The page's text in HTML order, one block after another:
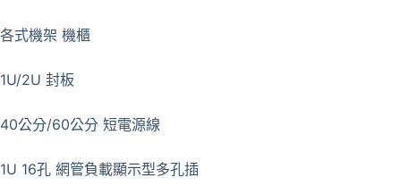
各式機架 機櫃
1U/2U 封板
40公分/60公分 短電源線
1U 16孔 網管負載顯示型多孔插